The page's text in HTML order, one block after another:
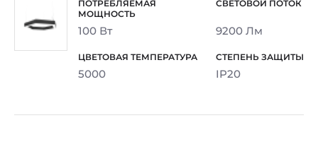
100 Вт 9200 Лм
5000 IP20